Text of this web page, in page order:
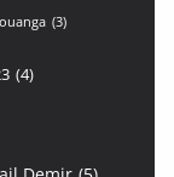
(3)
(4)